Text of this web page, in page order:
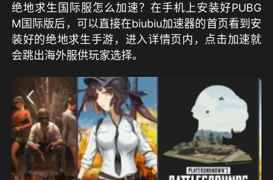
绝地求生国际服怎么加速？在手机上安装好PUBG
M国际版后，可以直接在biubiu加速器的首页看到安
装好的绝地求生手游，进入详情页内，点击加速就
会跳出海外服供玩家选择。